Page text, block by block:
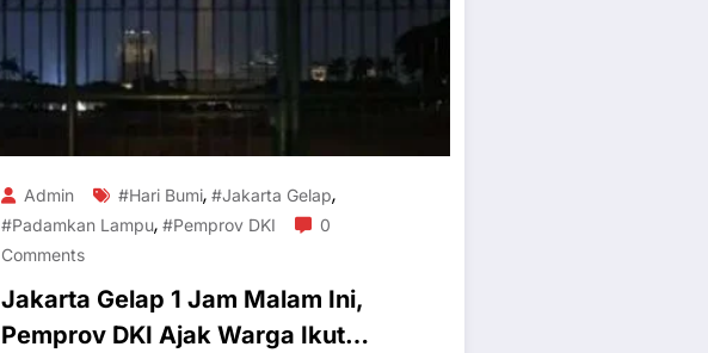
Admin #Hari Bumi, #Jakarta Gelap,
#Padamkan Lampu, #Pemprov DKI
0
Comments
Jakarta Gelap 1 Jam Malam Ini,
Pemprov DKI Ajak Warga Ikut